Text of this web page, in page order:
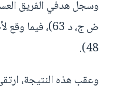
ض ج، د 63)،
48).
وعقب هذه النتيجة،